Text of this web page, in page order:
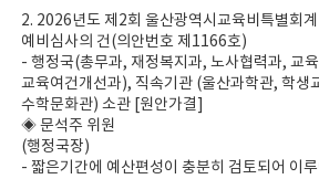
2. 2026년도 제2회 울산광역시교육비특별회
예비심사의 건(의안번호 제1166호)
- 행정국(총무과, 재정복지과, 노사협력과, 교
교육여건개선과), 직속기관 (울산과학관, 학생
수학문화관) 소관 [원안가결]
◈ 문석주 위원
(행정국장)
- 짧은기간에 예산편성이 충분히 검토되어 이